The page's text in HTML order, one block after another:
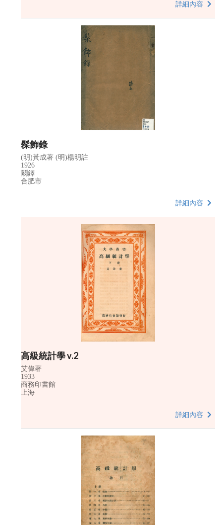
詳細內容
髹飾錄
(明)黃成著 (明)楊明註
1926
鬫鐸
合肥市
詳細內容
高級統計學 v.2
艾偉著
1933
商務印書館
上海
詳細內容